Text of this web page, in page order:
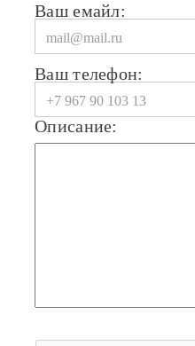
Ваш емайл:
Ваш телефон:
Описание: